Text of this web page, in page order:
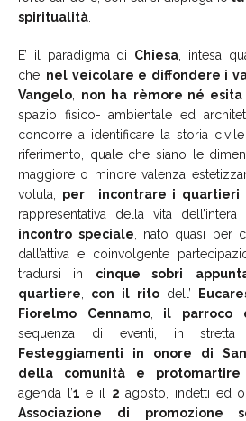
spiritualità
E’ il paradigma di Chiesa , intesa
che, nel veicolare e diffondere i
Vangelo
non ha rèmore né esita
spazio fisico- ambientale ed
concorre a identificare la storia
riferimento, quale che siano le
maggiore o minore valenza
voluta, per incontrare i quartieri
rappresentativa della vita dell’intera
incontro speciale , nato quasi per
dall’attiva e coinvolgente
tradursi in cinque sobri
quartiere
con il rito dell’
Fiorelmo
Cennamo, il parroco
sequenza di eventi, in
Festeggiamenti
in onore di
della
comunità e protomartire
agenda l’1 e il 2 agosto, indetti ed
Associazione di promozione